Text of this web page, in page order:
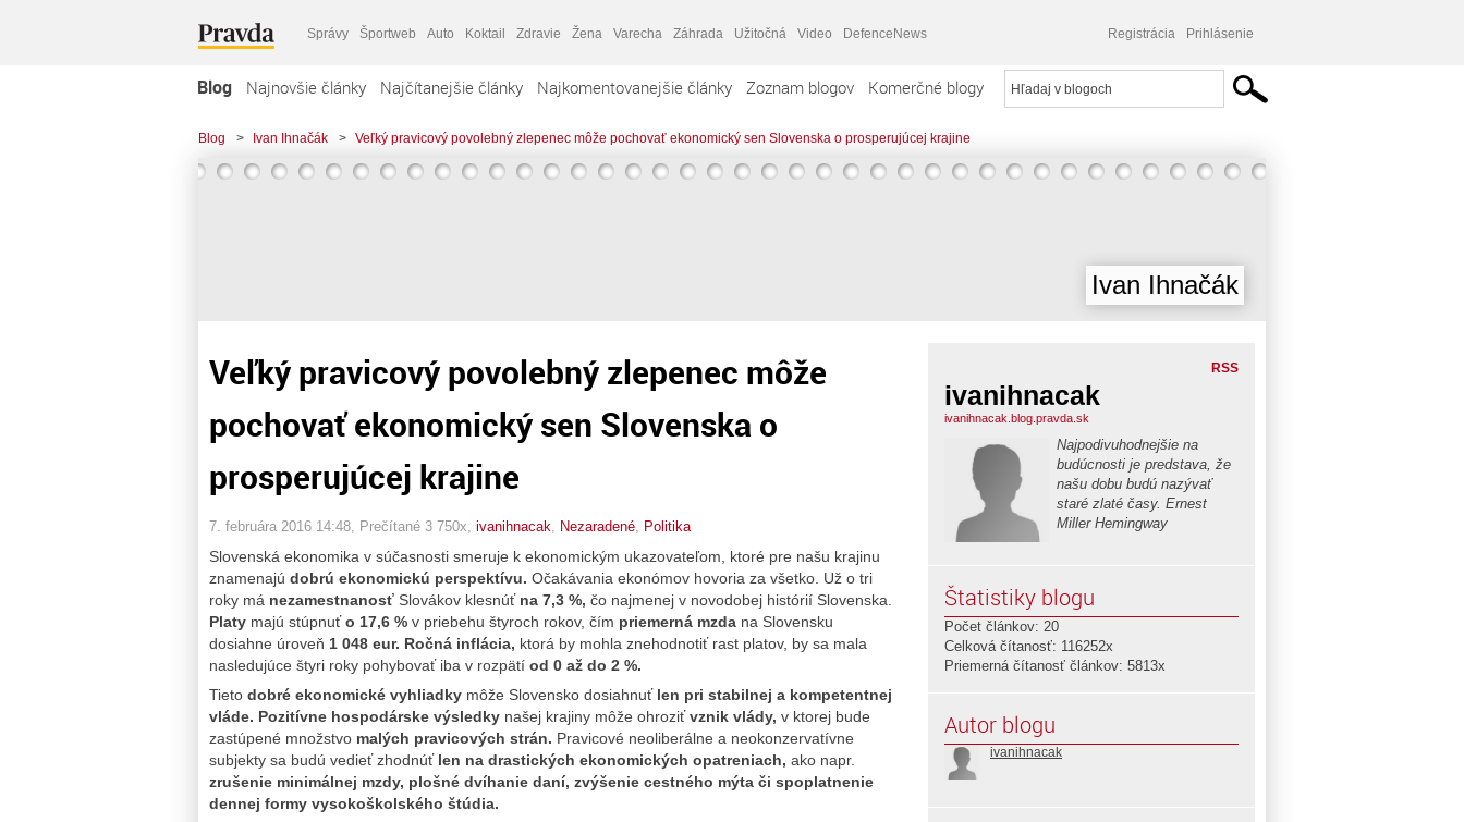
Správy Športweb Auto Koktail Zdravie Žena Varecha Záhrada Užitočná Video DefenceNews Registrácia Prihlásenie
Blog Najnovšie články Najčítanejšie články Najkomentovanejšie články Zoznam blogov Komerčné blogy
Blog > Ivan Ihnačák > Veľký pravicový povolebný zlepenec môže pochovať ekonomický sen Slovenska o prosperujúcej krajine
Ivan Ihnačák
Veľký pravicový povolebný zlepenec môže
pochovať ekonomický sen Slovenska o
prosperujúcej krajine
7. februára 2016 14:48 , Prečítané 3 750x, ivanihnacak Nezaradené Politika
Slovenská ekonomika v súčasnosti smeruje k ekonomickým ukazovateľom, ktoré pre našu krajinu
znamenajú dobrú ekonomickú perspektívu. Očakávania ekonómov hovoria za všetko. Už o tri
roky má nezamestnanosť Slovákov klesnúť na 7,3 %, čo najmenej v novodobej histórií Slovenska.
Platy majú stúpnuťo 17,6 % v priebehu štyroch rokov, čím priemerná mzda na Slovensku
dosiahne úroveň 1 048 eur. Ročná inflácia, ktorá by mohla znehodnotiť rast platov, by sa mala
nasledujúce štyri roky pohybovať iba v rozpätí od 0 až do 2 %.
Tieto dobré ekonomické vyhliadky môže Slovensko dosiahnuť len pri stabilnej a kompetentnej
vláde. Pozitívne hospodárske výsledky našej krajiny môže ohroziťvznik vlády, v ktorej bude
zastúpené množstvo malých pravicových strán. Pravicové neoliberálne a neokonzervatívne
subjekty sa budú vedieť zhodnúť len na drastických ekonomických opatreniach, ako napr.
zrušenie minimálnej mzdy, plošné dvíhanie daní, zvýšenie cestného mýta či spoplatnenie
dennej formy vysokoškolského štúdia.
RSS
ivanihnacak
ivanihnacak.blog.pravda.sk
Najpodivuhodnejšie na
budúcnosti je predstava, že
našu dobu budú nazývať
staré zlaté časy. Ernest
Miller Hemingway
Štatistiky blogu
Počet článkov: 20
Celková čítanosť: 116252x
Priemerná čítanosť článkov: 5813x
Autor blogu
ivanihnacak